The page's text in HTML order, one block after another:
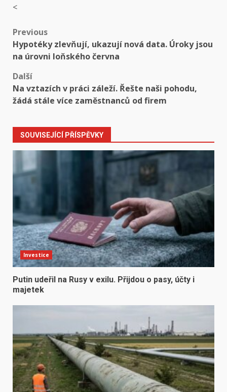
<
Post
navigation
Previous
Hypotéky zlevňují, ukazují nová data. Úroky jsou
na úrovni loňského června
Další
Na vztazích v práci záleží. Řešte naši pohodu,
žádá stále více zaměstnanců od firem
SOUVISEJÍCÍ PŘÍSPĚVKY
Investice
Putin udeřil na Rusy v exilu. Přijdou o pasy, účty i
majetek